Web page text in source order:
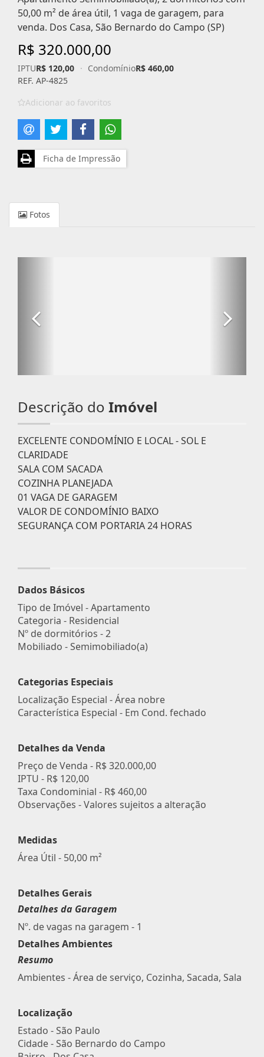
50,00 m² de área útil, 1 vaga de garagem, para
venda. Dos Casa, São Bernardo do Campo (SP)
R$ 320.000,00
IPTUR$ 120,00 · CondomínioR$ 460,00
REF. AP-4825
Adicionar ao favoritos
Ficha de Impressão
Fotos
Descrição do Imóvel
EXCELENTE CONDOMÍNIO E LOCAL - SOL E
CLARIDADE
SALA COM SACADA
COZINHA PLANEJADA
01 VAGA DE GARAGEM
VALOR DE CONDOMÍNIO BAIXO
SEGURANÇA COM PORTARIA 24 HORAS
Dados Básicos
Tipo de Imóvel - Apartamento
Categoria - Residencial
Nº de dormitórios - 2
Mobiliado - Semimobiliado(a)
Categorias Especiais
Localização Especial - Área nobre
Característica Especial - Em Cond. fechado
Detalhes da Venda
Preço de Venda - R$ 320.000,00
IPTU - R$ 120,00
Taxa Condominial - R$ 460,00
Observações - Valores sujeitos a alteração
Medidas
Área Útil - 50,00 m²
Detalhes Gerais
Detalhes da Garagem
Nº. de vagas na garagem - 1
Detalhes Ambientes
Resumo
Ambientes - Área de serviço, Cozinha, Sacada, Sala
Localização
Estado -São Paulo
Cidade -São Bernardo do Campo